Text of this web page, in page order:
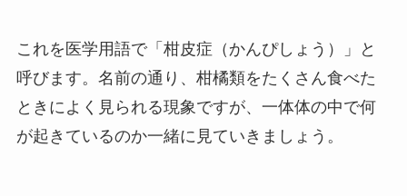
これを医学用語で「柑皮症（かんぴしょう）」と
呼びます。名前の通り、柑橘類をたくさん食べた
ときによく見られる現象ですが、一体体の中で何
が起きているのか一緒に見ていきましょう。